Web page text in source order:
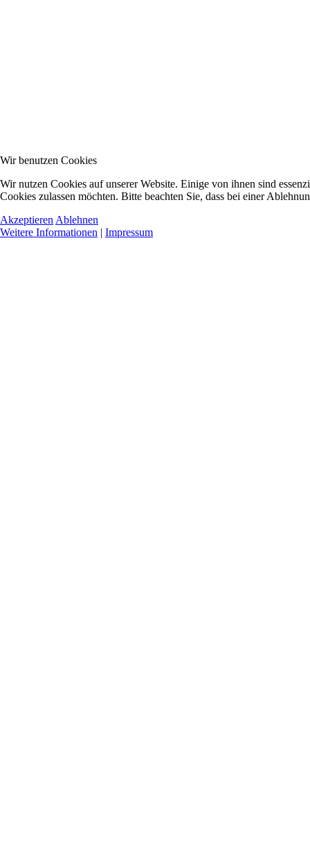
Wir benutzen Cookies
Wir nutzen Cookies auf unserer Website. Einige von ihnen sind
Cookies zulassen möchten. Bitte beachten Sie, dass bei einer
Akzeptieren Ablehnen
Weitere Informationen | Impressum